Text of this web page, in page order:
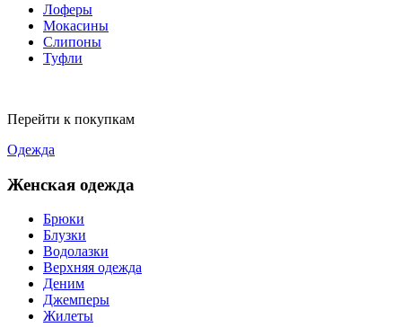
Лоферы
Мокасины
Слипоны
Туфли
Перейти к покупкам
Одежда
Женская одежда
Брюки
Блузки
Водолазки
Верхняя одежда
Деним
Джемперы
Жилеты